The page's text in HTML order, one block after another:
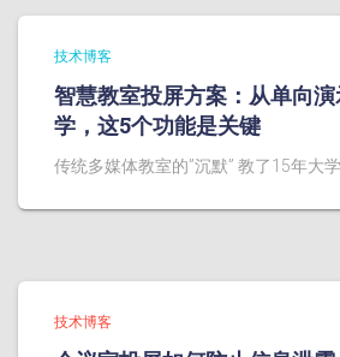
技术博客
智慧教室投屏方案：从单向
学，这5个功能是关键
传统多媒体教室的”沉默” 教了15年大
技术博客